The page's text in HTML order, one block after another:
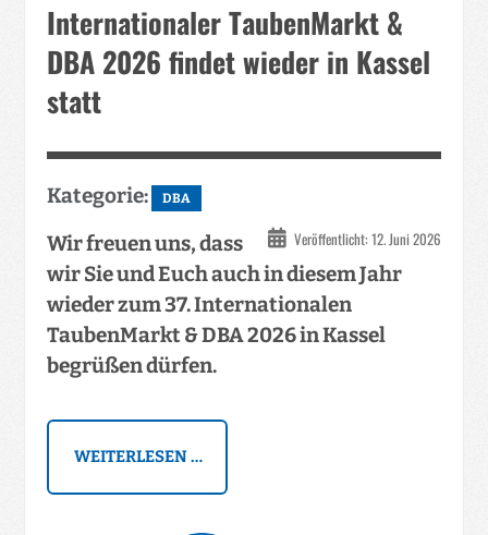
Internationaler TaubenMarkt &
DBA 2026 findet wieder in Kassel
statt
Kategorie: DBA
Veröffentlicht: 12. Juni 2026
Wir freuen uns, dass
wir Sie und Euch auch in diesem Jahr
wieder zum 37. Internationalen
TaubenMarkt & DBA 2026 in Kassel
begrüßen dürfen.
WEITERLESEN …